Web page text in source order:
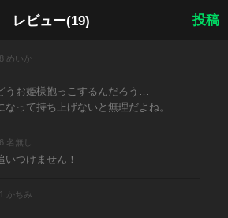
レビュー(19) 投稿
めいか
うお姫様抱っこするんだろう…
って持ち上げないと無理だよね。
名無し
つけません！
かちみ